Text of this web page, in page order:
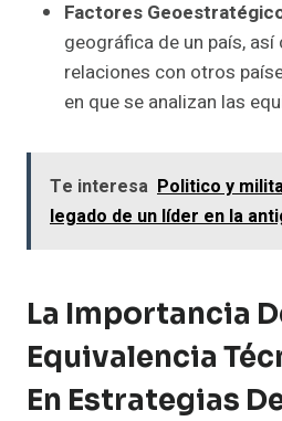
Factores
geográfica de un país,
relaciones con otros
en que se analizan las
Te interesa Politico y
legado de un líder en la
La Importancia
Equivalencia
En Estrategias